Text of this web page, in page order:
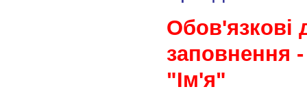
Обов'язкові
заповнення
"Ім'я"